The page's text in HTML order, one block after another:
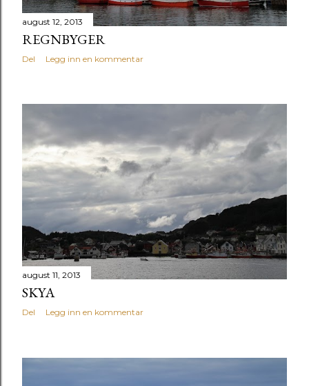
august 12, 2013
REGNBYGER
Del Legg inn en kommentar
august 11, 2013
SKYA
Del Legg inn en kommentar